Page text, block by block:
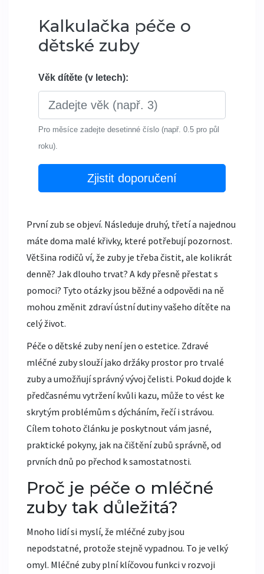
Kalkulačka péče o
dětské zuby
Věk dítěte (v letech):
Pro měsíce zadejte desetinné číslo (např. 0.5 pro půl
roku).
Zjistit doporučení
První zub se objeví. Následuje druhý, třetí a najednou
máte doma malé křivky, které potřebují pozornost.
Většina rodičů ví, že zuby je třeba čistit, ale kolikrát
denně? Jak dlouho trvat? A kdy přesně přestat s
pomoci? Tyto otázky jsou běžné a odpovědi na ně
mohou změnit zdraví ústní dutiny vašeho dítěte na
celý život.
Péče o dětské zubynení jen o estetice. Zdravé
mléčné zuby slouží jako držáky prostor pro trvalé
zuby a umožňují správný vývoj čelisti. Pokud dojde k
předčasnému vytržení kvůli kazu, může to vést ke
skrytým problémům s dýcháním, řečí i strávou.
Cílem tohoto článku je poskytnout vám jasné,
praktické pokyny, jak na čištění zubů správně, od
prvních dnů po přechod k samostatnosti.
Proč je péče o mléčné
zuby tak důležitá?
Mnoho lidí si myslí, že mléčné zubyjsou
nepodstatné, protože stejně vypadnou. To je velký
omyl. Mléčné zuby plní klíčovou funkci v rozvoji